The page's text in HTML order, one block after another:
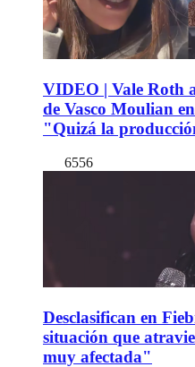
VIDEO | Vale Roth
de Vasco Moulian
"Quizá la
6556
Desclasifican en
situación que
muy afectada"